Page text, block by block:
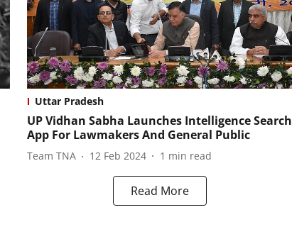
Uttar Pradesh
UP Vidhan Sabha Launches Intelligence Search
App For Lawmakers And General Public
Team TNA 12 Feb 2024 1 min read
Read More